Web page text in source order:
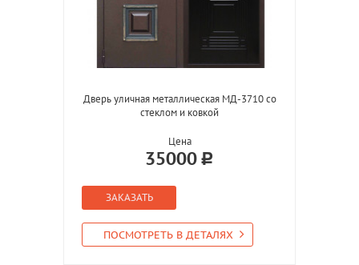
Дверь уличная металлическая МД-3710 со
стеклом и ковкой
Цена
35000
ЗАКАЗАТЬ
ПОСМОТРЕТЬ В ДЕТАЛЯХ